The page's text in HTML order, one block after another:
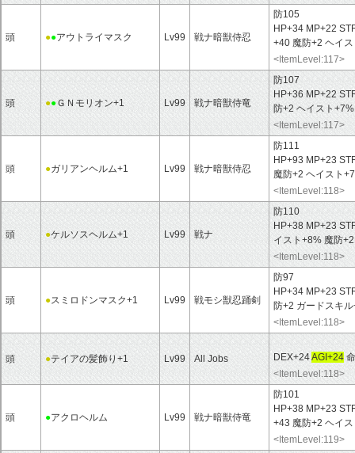
頭 ●●アウトライマスク Lv99 戦ナ暗獣侍忍
防105
HP+34 MP+22
+40 魔防+2 ヘイ
<ItemLevel:117>
頭 ●●ＧＮモリオン+1 Lv99 戦ナ暗獣侍竜
防107
HP+36 MP+22
防+2 ヘイスト+7%
<ItemLevel:117>
頭 ●ガリアンヘルム+1 Lv99 戦ナ暗獣侍忍
防111
HP+93 MP+23
魔防+2 ヘイスト
<ItemLevel:118>
頭 ●ケルソスヘルム+1 Lv99 戦ナ
防110
HP+38 MP+23
イスト+8% 魔防
<ItemLevel:118>
頭 ●スミロドンマスク+1 Lv99 戦モシ獣忍踊剣
防97
HP+34 MP+23
防+2 ガードスキ
<ItemLevel:118>
頭 ●テイアの髪飾り+1 Lv99 All Jobs DEX+24AGI+24
<ItemLevel:118>
頭 ●アクロヘルム Lv99 戦ナ暗獣侍竜
防101
HP+38 MP+23
+43 魔防+2 ヘイ
<ItemLevel:119>